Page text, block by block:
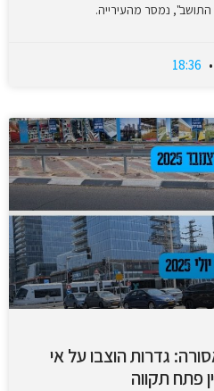
התושב", נמסר מהעירייה.
גדרות הוצבו על אי
פתח תקווה